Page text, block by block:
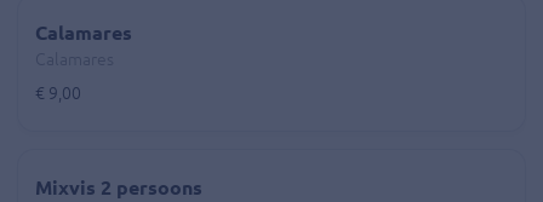
Calamares
€ 9,00
Mixvis 2 persoons